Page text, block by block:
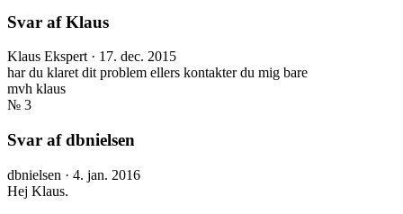
Svar af Klaus
Klaus Ekspert · 17. dec. 2015
har du klaret dit problem ellers kontakter du mig bare
mvh klaus
№ 3
Svar af dbnielsen
dbnielsen · 4. jan. 2016
Hej Klaus.